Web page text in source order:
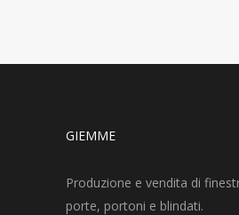
GIEMME
Produzione e vendita di
porte, portoni e blindati.